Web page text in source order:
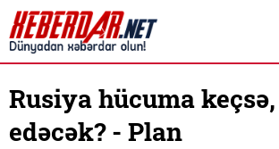
Rusiya hücuma
edəcək? - Plan